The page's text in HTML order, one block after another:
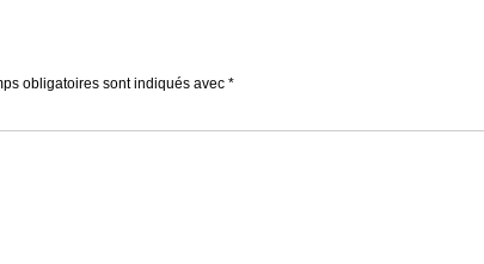
obligatoires sont indiqués avec *